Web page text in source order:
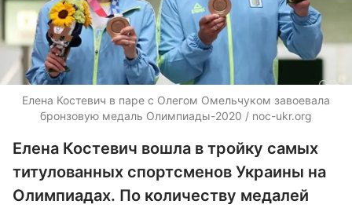
Елена Костевич в паре с Олегом Омельчуком завоевала
бронзовую медаль Олимпиады-2020 / noc-ukr.org
Елена Костевич вошла в тройку самых
титулованных спортсменов Украины на
Олимпиадах. По количеству медалей